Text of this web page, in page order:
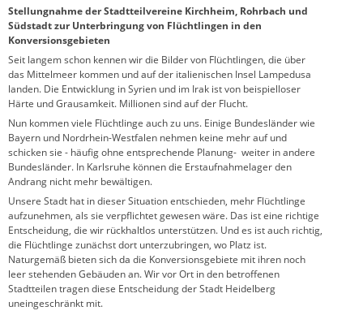
Stellungnahme der Stadtteilvereine Kirchheim, Rohrbach und
Südstadt zur Unterbringung von Flüchtlingen in den
Konversionsgebieten
Seit langem schon kennen wir die Bilder von Flüchtlingen, die über
das Mittelmeer kommen und auf der italienischen Insel Lampedusa
landen. Die Entwicklung in Syrien und im Irak ist von beispielloser
Härte und Grausamkeit. Millionen sind auf der Flucht.
Nun kommen viele Flüchtlinge auch zu uns. Einige Bundesländer wie
Bayern und Nordrhein-Westfalen nehmen keine mehr auf und
schicken sie - häufig ohne entsprechende Planung- weiter in andere
Bundesländer. In Karlsruhe können die Erstaufnahmelager den
Andrang nicht mehr bewältigen.
Unsere Stadt hat in dieser Situation entschieden, mehr Flüchtlinge
aufzunehmen, als sie verpflichtet gewesen wäre. Das ist eine richtige
Entscheidung, die wir rückhaltlos unterstützen. Und es ist auch richtig,
die Flüchtlinge zunächst dort unterzubringen, wo Platz ist.
Naturgemäß bieten sich da die Konversionsgebiete mit ihren noch
leer stehenden Gebäuden an. Wir vor Ort in den betroffenen
Stadtteilen tragen diese Entscheidung der Stadt Heidelberg
uneingeschränkt mit.